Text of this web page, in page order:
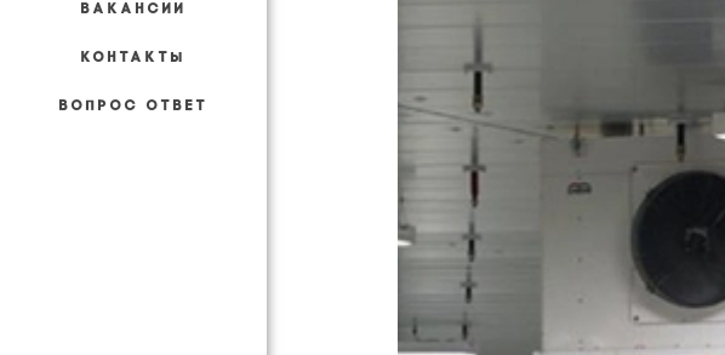
ВАКАНСИИ
КОНТАКТЫ
ВОПРОС ОТВЕТ